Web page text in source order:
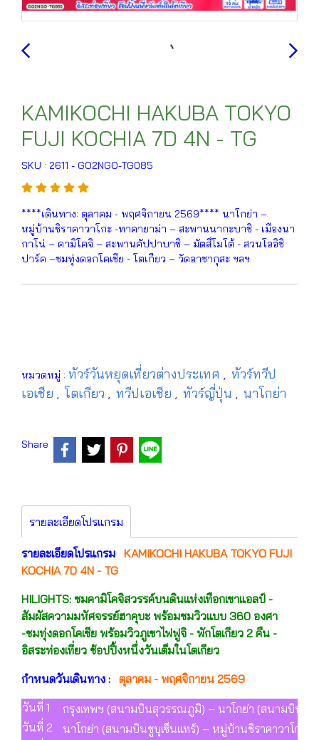
KAMIKOCHI HAKUBA TOKYO
FUJI KOCHIA 7D 4N - TG
SKU : 2611 - GO2NGO-TG085
****เดินทาง: ตุลาคม - พฤศจิกายน 2569**** นาโกย่า –
หมู่บ้านชิราคาวาโกะ -ทาคายาม่า – สะพานนากะบาชิ - เมืองนา
กาโน่ – คามิโคจิ – สะพานคัปปาบาชิ – มัตสึโมโต้ - สวนโออิชิ
ปาร์ค –ชมทุ่งดอกโคเชีย - โตเกียว – วัดอาซากุสะ ฯลฯ
หมวดหมู่ : ทัวร์วันหยุดเที่ยวต่างประเทศ , ทัวร์ทวีป
เอเชีย , โตเกียว , ทวีปเอเชีย , ทัวร์ญี่ปุ่น , นาโกย่า
Share
รายละเอียดโปรแกรม
รายละเอียดโปรแกรม KAMIKOCHI HAKUBA TOKYO FUJI
KOCHIA 7D 4N - TG
HILIGHTS: ชมคามิโคจิสวรรค์บนดินแห่งเทือกเขาแอลป์ -
สัมผัสความมหัศจรรย์ฮาคุบะ พร้อมชมวิวแบบ 360 องศา
-ชมทุ่งดอกโคเชีย พร้อมวิวภูเขาไฟฟูจิ - พักโตเกียว 2 คืน -
อิสระท่องเที่ยว ช้อปปิ้งหนึ่งวันเต็มในโตเกียว
กำหนดวันเดินทาง : ตุลาคม - พฤศจิกายน 2569
วันที่ 1
กรุงเทพฯ (สนามบินสุวรรณภูมิ) – นาโกย่า (สนามบินซู
วันที่ 2
นาโกย่า (สนามบินชูบุเซ็นแทร์) – หมู่บ้านชิราคาวาโกะ